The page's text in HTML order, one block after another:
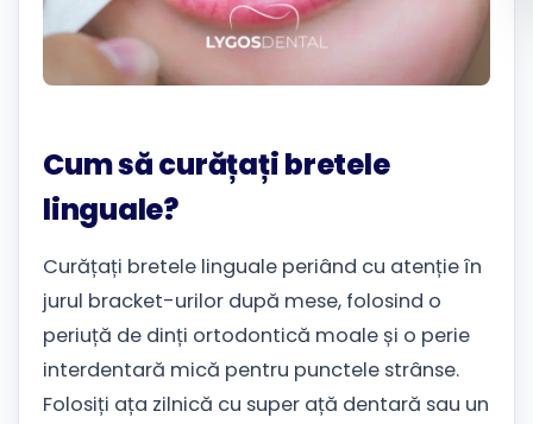
Cum să curățați bretele
linguale?
Curățați bretele linguale periând cu atenție în
jurul bracket-urilor după mese, folosind o
periuță de dinți ortodontică moale și o perie
interdentară mică pentru punctele strânse.
Folosiți ața zilnică cu super ață dentară sau un